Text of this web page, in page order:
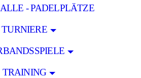
- PADELPLÄTZE
TURNIERE
TRAINING